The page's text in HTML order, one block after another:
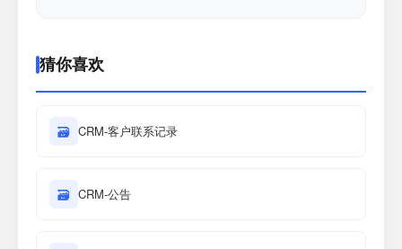
猜你喜欢
🗃 CRM-客户联系记录
🗃 CRM-公告